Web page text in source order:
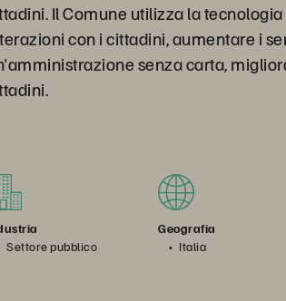
Il Comune utilizza la
con i cittadini, aumentare i
senza carta,
Settore pubblico
Geografia
Italia